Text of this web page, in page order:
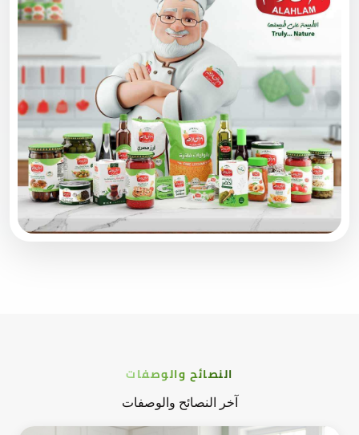
النصائح والوصفات
آخر النصائح والوصفات